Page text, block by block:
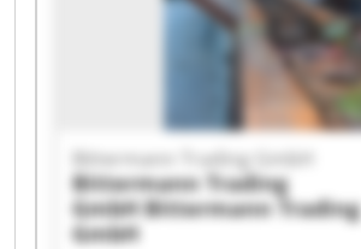
Bittermann Trading GmbH
Bittermann Trading
GmbHBittermann Trading
GmbH